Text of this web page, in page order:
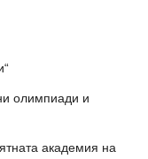
олимпиади и
академия на